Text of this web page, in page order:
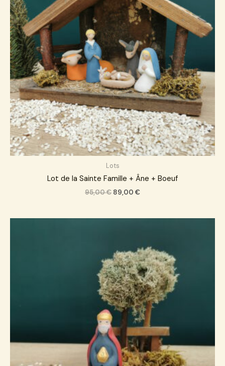
Lots
Lot de la Sainte Famille + Âne + Boeuf
95,00€ 89,00 €